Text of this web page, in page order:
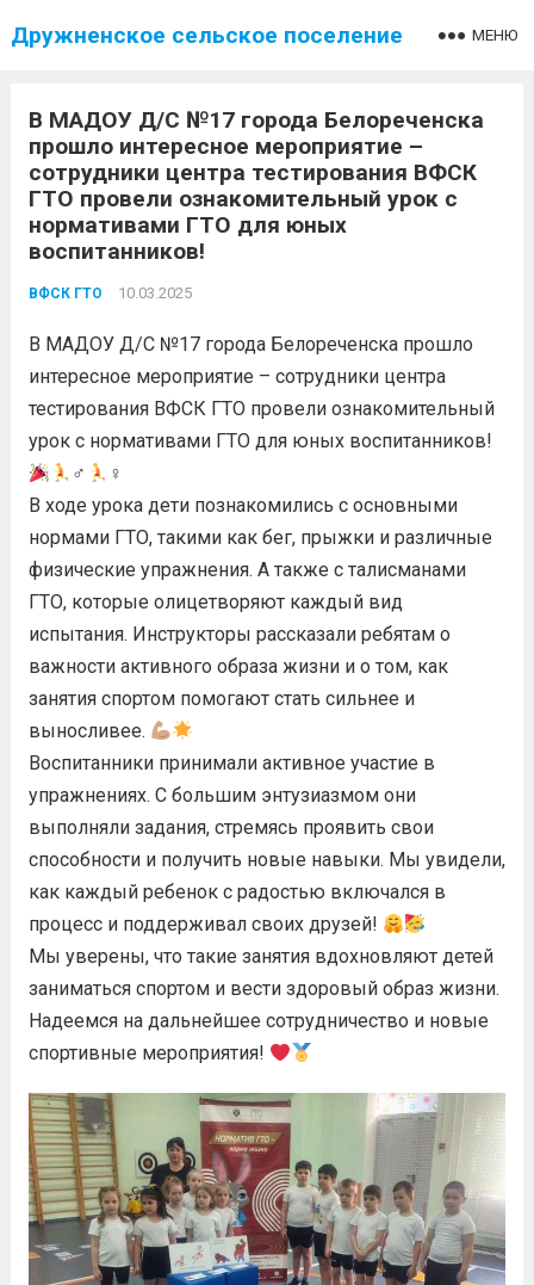
Дружненское сельское поселение МЕНЮ
В МАДОУ Д/С №17 города Белореченска
прошло интересное мероприятие –
сотрудники центра тестирования ВФСК
ГТО провели ознакомительный урок с
нормативами ГТО для юных
воспитанников!
ВФСК ГТО 10.03.2025
В МАДОУ Д/С №17 города Белореченска прошло
интересное мероприятие – сотрудники центра
тестирования ВФСК ГТО провели ознакомительный
урок с нормативами ГТО для юных воспитанников!
♂
♀
В ходе урока дети познакомились с основными
нормами ГТО, такими как бег, прыжки и различные
физические упражнения. А также с талисманами
ГТО, которые олицетворяют каждый вид
испытания. Инструкторы рассказали ребятам о
важности активного образа жизни и о том, как
занятия спортом помогают стать сильнее и
выносливее.
Воспитанники принимали активное участие в
упражнениях. С большим энтузиазмом они
выполняли задания, стремясь проявить свои
способности и получить новые навыки. Мы увидели,
как каждый ребенок с радостью включался в
процесс и поддерживал своих друзей!
Мы уверены, что такие занятия вдохновляют детей
заниматься спортом и вести здоровый образ жизни.
Надеемся на дальнейшее сотрудничество и новые
спортивные мероприятия!